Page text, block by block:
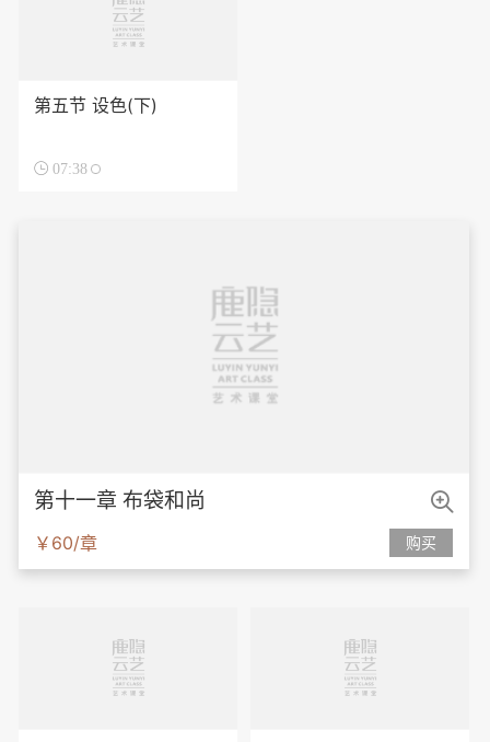
第五节 设色(下)
 07:38
第十一章 布袋和尚
￥60/章 购买
